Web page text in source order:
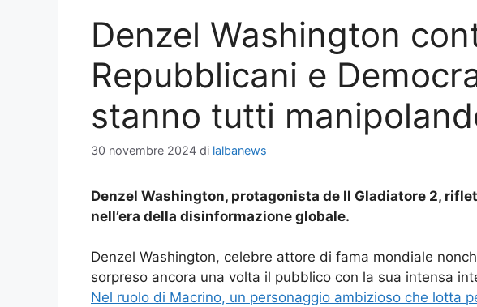
Denzel Washington
Repubblicani e
stanno tutti
30 novembre 2024 di lalbanews
Denzel Washington, protagonista de Il Gladiatore 2,
nell’era della disinformazione globale.
Denzel Washington, celebre attore di fama mondiale
sorpreso ancora una volta il pubblico con la sua intensa
Nel ruolo di Macrino, un personaggio ambizioso che lotta